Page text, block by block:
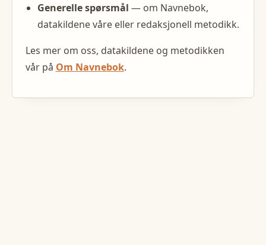
Generelle spørsmål — om Navnebok,
datakildene våre eller redaksjonell metodikk.
Les mer om oss, datakildene og metodikken
vår på Om Navnebok.